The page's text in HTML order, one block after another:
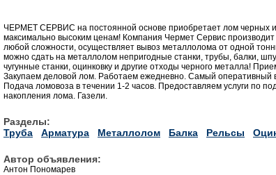
ЧЕРМЕТ СЕРВИС на постоянной основе приобретает лом черных
максимально высоким ценам! Компания Чермет Сервис производит
любой сложности, осуществляет вывоз металлолома от одной
можно сдать на металлолом непригодные станки, трубы, балки,
чугунные станки, оцинковку и другие отходы черного металла!
Закупаем деловой лом. Работаем ежедневно. Самый оперативный
Подача ломовоза в течении 1-2 часов. Предоставляем услуги по
накопления лома. Газели.
Разделы:
Труба
Арматура Металлолом Балка Рельсы
Автор объявления:
Антон Пономарев